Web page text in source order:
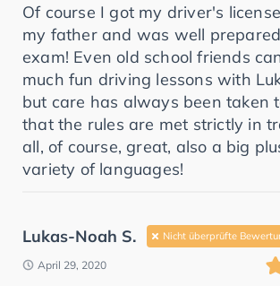
Of course I got my driver's
my father and was well
exam! Even old school friends
much fun driving lessons with
but care has always been taken
that the rules are met strictly in
all, of course, great, also a big
variety of languages!
Lukas-Noah S. Nicht überprüfte
April 29, 2020